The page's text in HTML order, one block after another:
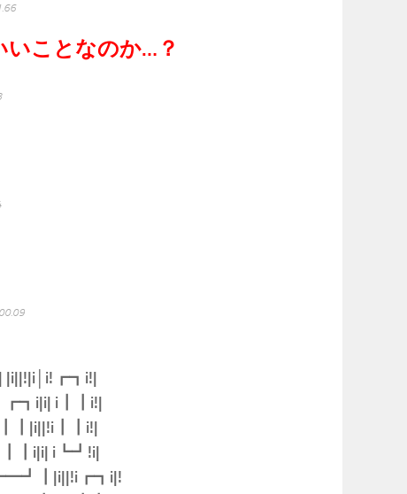
いことなのか…？
|i||!|i│i!┏┓i!|
i┃┃i!|
i┗┛!i|